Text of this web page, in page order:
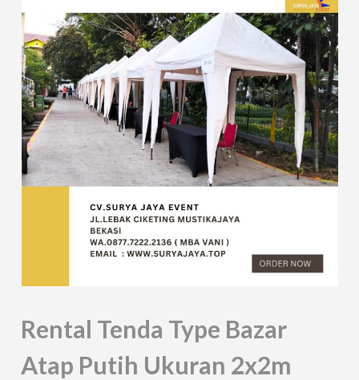
Rental Tenda Type Bazar
Atap Putih Ukuran 2x2m